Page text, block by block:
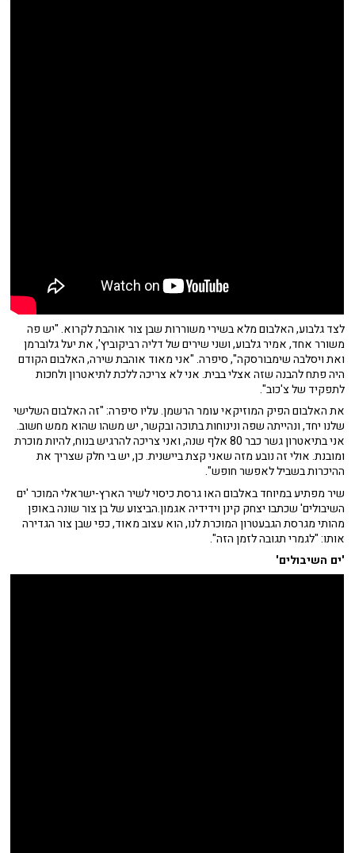
לצד גלבוע, האלבום מלא בשירי משוררות שבן צור אוהבת לקרוא. "יש פה
משורר אחד, אמיר גלבוע, ושני שירים של דליה רביקוביץ', את יעל גלוברמן
ואת ויסלבה שימבורסקה", סיפרה. "אני מאוד אוהבת שירה, האלבום הקודם
היה פתח להבנה שזה אצלי בבית. אני לא צריכה ללכת לתיאטרון ולחכות
לתפקיד של צ'כוב".
את האלבום הפיק המוזיקאי עומר הרשמן. עליו סיפרה: "זה האלבום השלישי
שלנו יחד, ונהייתה שפה ונינוחות בתוכה ובקשר, יש משהו שהוא ממש חשוב.
אני בתיאטרון גשר כבר 80 אלף שנה, ואני צריכה להרגיש בנוח, להיות מוכרת
ומובנת. אולי זה נובע מזה שאני קצת ביישנית. כן, יש בי חלק שצריך את
ההיכרות בשביל לאפשר חופש".
שיר מפתיע במיוחד באלבום האו גרסת כיסוי לשיר הארץ-ישראלי המוכר 'ים
השיבולים' שכתבו יצחק קינן וידידיה אגמון.הביצוע של בן צור שונה באופן
מהותי מגרסת הגבעטרון המוכרת לנו, הוא עצוב מאוד, כפי שבן צור הגדירה
אותו: "לגמרי תגובה לזמן הזה".
'ים השיבולים'